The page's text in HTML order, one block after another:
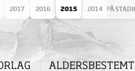
2017 2016 2015 2014
VÊRET PÅ